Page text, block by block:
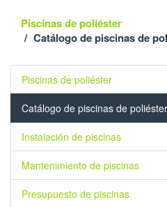
Piscinas de poliéster
Catálogo de piscinas de
Piscinas de poliéster
Catálogo de piscinas de poliéster
Instalación de piscinas
Mantenimiento de piscinas
Presupuesto de piscinas